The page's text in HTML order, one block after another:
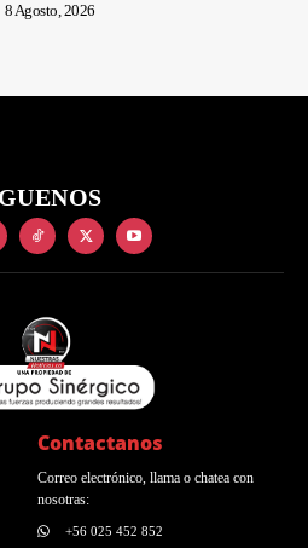
8 Agosto, 2026
Contactanos
Correo electrónico, llama o chatea con
nosotras:
+56 025 452 852